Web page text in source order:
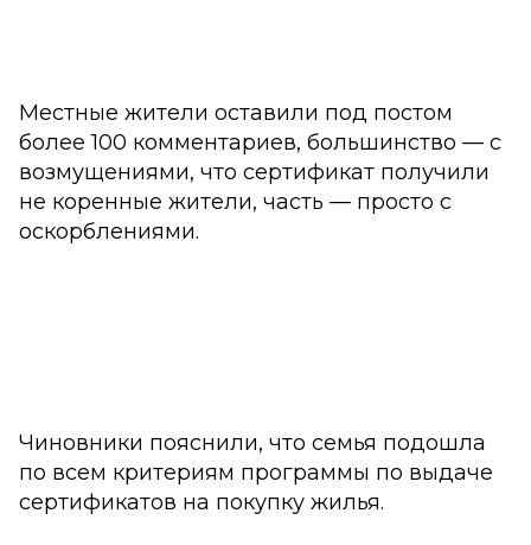
Местные жители оставили под постом
более 100 комментариев, большинство — с
возмущениями, что сертификат получили
не коренные жители, часть — просто с
оскорблениями.
Чиновники пояснили, что семья подошла
по всем критериям программы по выдаче
сертификатов на покупку жилья.